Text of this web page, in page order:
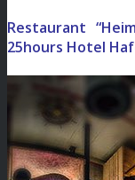
Restaurant
25hours Hotel